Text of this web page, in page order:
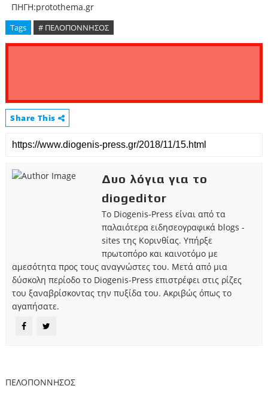
ΠΗΓΗ:protothema.gr
Tags # ΠΕΛΟΠΟΝΝΗΣΟΣ
Share This
Δυο λόγια για το
diogeditor
Το Diogenis-Press είναι από τα
παλαιότερα ειδησεογραφικά blogs -
sites της Κορινθίας. Υπήρξε
πρωτοπόρο και καινοτόμο με
αμεσότητα προς τους αναγνώστες του. Μετά από μια
δύσκολη περίοδο το Diogenis-Press επιστρέφει στις ρίζες
του ξαναβρίσκοντας την πυξίδα του. Ακριβώς όπως το
αγαπήσατε.
ΠΕΛΟΠΟΝΝΗΣΟΣ